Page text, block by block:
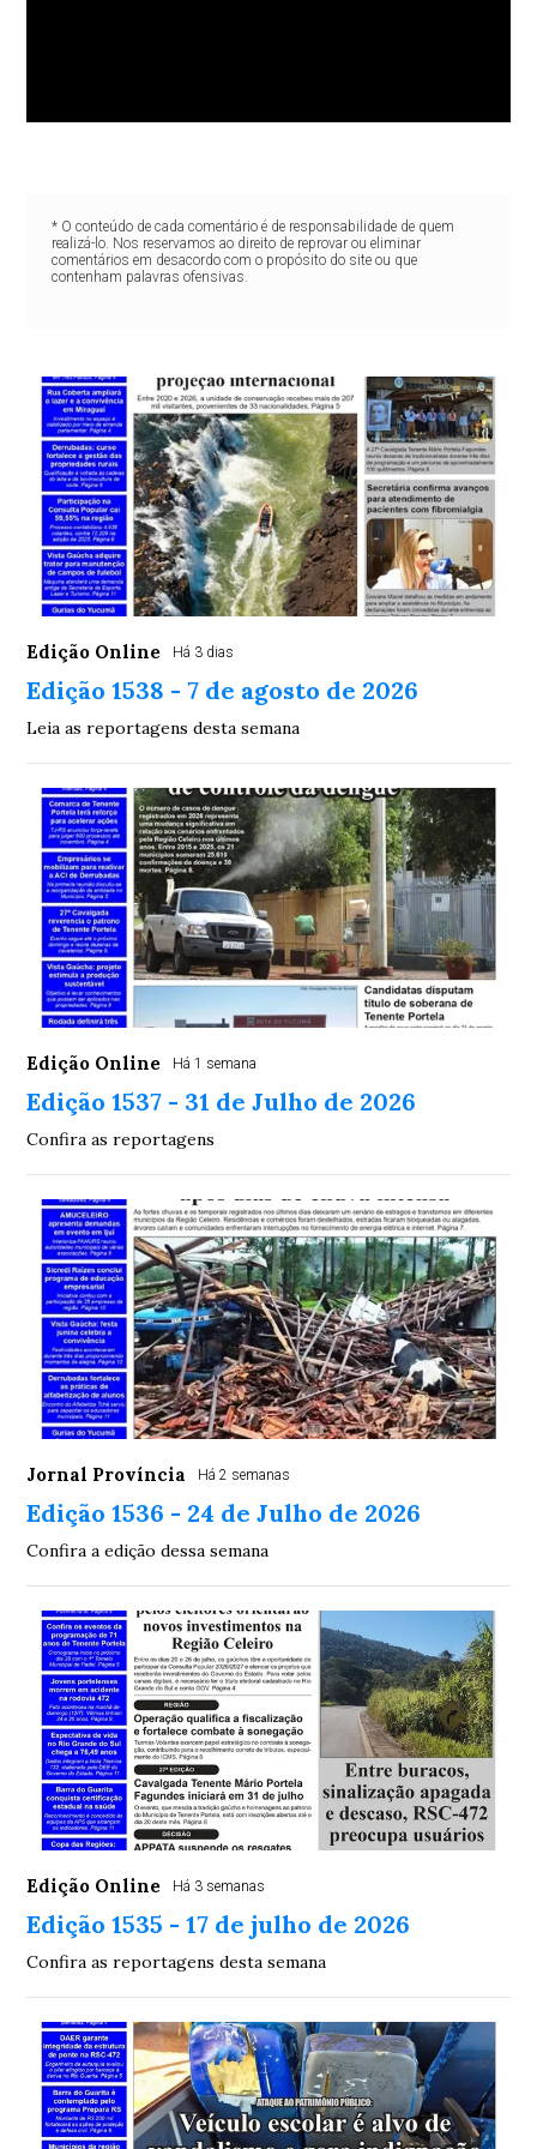
* O conteúdo de cada comentário é de responsabilidade de quem
realizá-lo. Nos reservamos ao direito de reprovar ou eliminar
comentários em desacordo com o propósito do site ou que
contenham palavras ofensivas.
Edição Online Há 3 dias
Edição 1538 - 7 de agosto de 2026
Leia as reportagens desta semana
Edição Online Há 1 semana
Edição 1537 - 31 de Julho de 2026
Confira as reportagens
Jornal Província Há 2 semanas
Edição 1536 - 24 de Julho de 2026
Confira a edição dessa semana
Edição Online Há 3 semanas
Edição 1535 - 17 de julho de 2026
Confira as reportagens desta semana